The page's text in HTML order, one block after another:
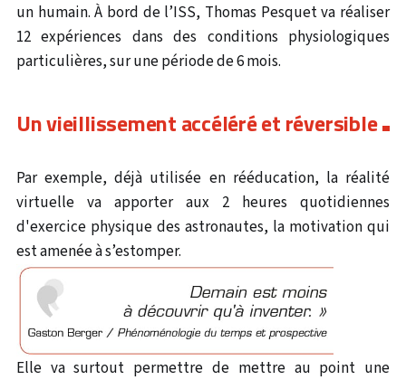
un humain. À bord de l’ISS, Thomas Pesquet va réaliser
12 expériences dans des conditions physiologiques
particulières, sur une période de 6 mois.
Un vieillissement accéléré et réversible
Par exemple, déjà utilisée en rééducation, la réalité
virtuelle va apporter aux 2 heures quotidiennes
d'exercice physique des astronautes, la motivation qui
est amenée à s’estomper.
Elle va surtout permettre de mettre au point une